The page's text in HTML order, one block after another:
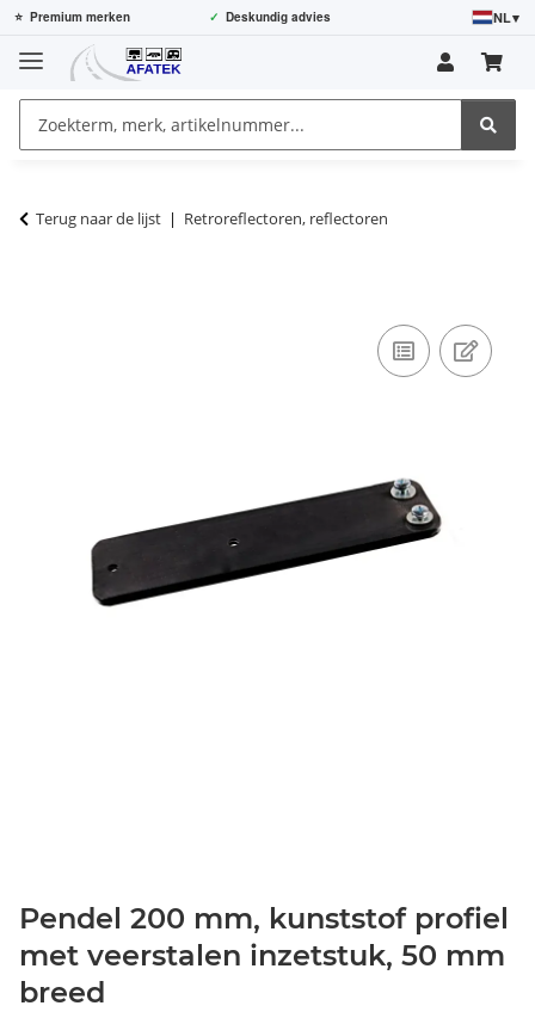
⭐ Premium merken ✓ Deskundig advies NL▾
Terug naar de lijst Retroreflectoren, reflectoren
Pendel 200 mm, kunststof profiel
met veerstalen inzetstuk, 50 mm
breed